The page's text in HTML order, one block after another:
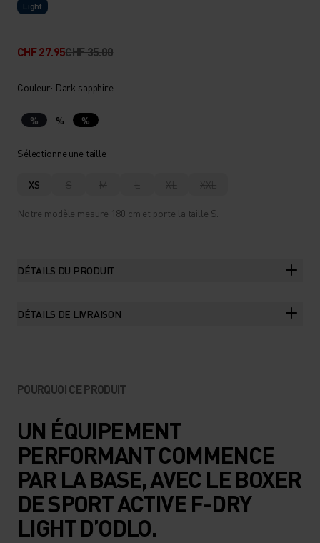
Light
CHF 27.95CHF 35.00
Couleur: Dark sapphire
% % %
Sélectionne une taille
XS S M L XL XXL
Notre modèle mesure 180 cm et porte la taille S.
DÉTAILS DU PRODUIT
DÉTAILS DE LIVRAISON
POURQUOI CE PRODUIT
UN ÉQUIPEMENT
PERFORMANT COMMENCE
PAR LA BASE, AVEC LE BOXER
DE SPORT ACTIVE F-DRY
LIGHT D’ODLO.